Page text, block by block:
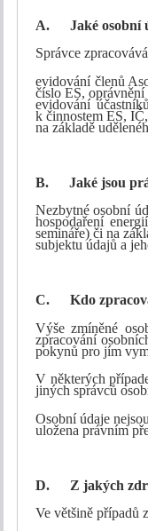
A.
Jaké osobní
Správce
evidování členů
číslo ES,
evidování
k činnostem ES,
na základě
B. Jaké jsou
Nezbytné osobní
hospodaření
semináře) či na
subjektu údajů a
C.
Kdo
Výše zmíněné
zpracování
pokynů pro jím
V některých
jiných správců
Osobní údaje
uložena právním
D.
Z jakých
Ve většině případů